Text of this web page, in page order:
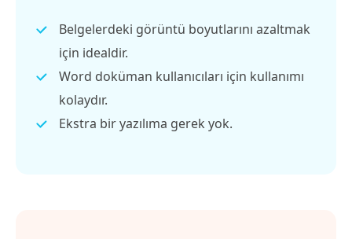
Belgelerdeki görüntü boyutlarını azaltmak
için idealdir.
Word doküman kullanıcıları için kullanımı
kolaydır.
Ekstra bir yazılıma gerek yok.